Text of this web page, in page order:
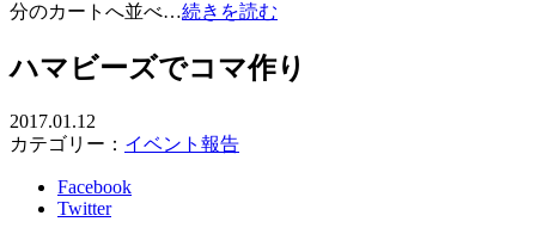
分のカートへ並べ…続きを読む
ハマビーズでコマ作り
2017.01.12
カテゴリー： イベント報告
Facebook
Twitter